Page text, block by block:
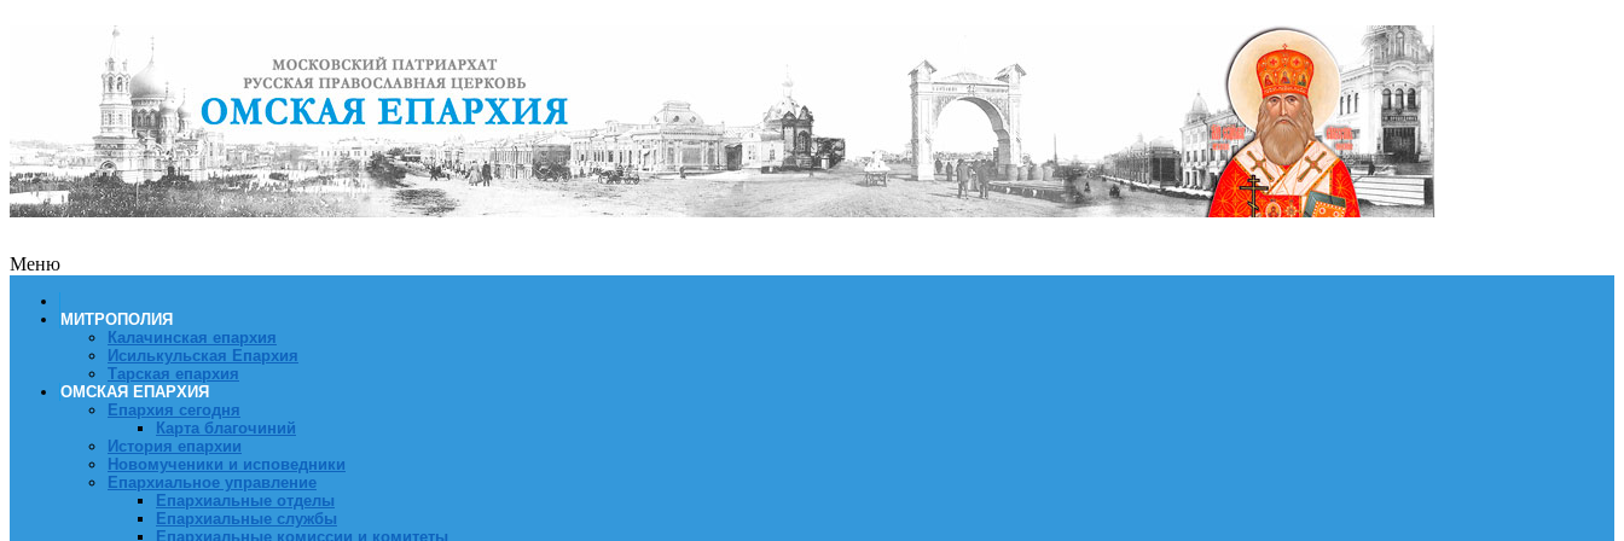
Меню
МИТРОПОЛИЯ
Калачинская епархия
Исилькульская Епархия
Тарская епархия
ОМСКАЯ ЕПАРХИЯ
Епархия сегодня
Карта благочиний
История епархии
Новомученики и исповедники
Епархиальное управление
Епархиальные отделы
Епархиальные службы
Епархиальные комиссии и комитеты